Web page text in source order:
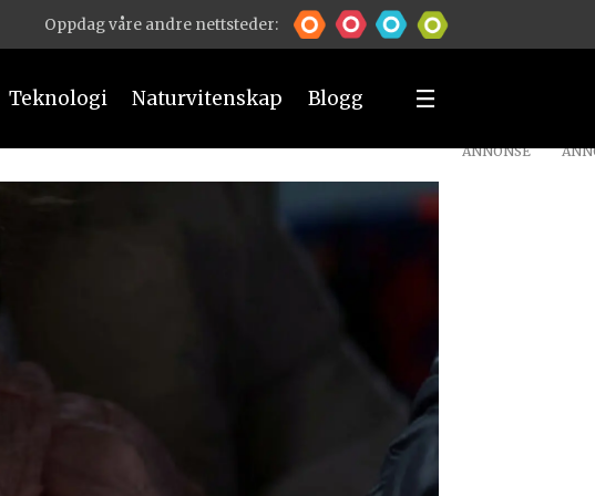
Oppdag våre andre nettsteder:
Teknologi Naturvitenskap Blogg
ANNONSE